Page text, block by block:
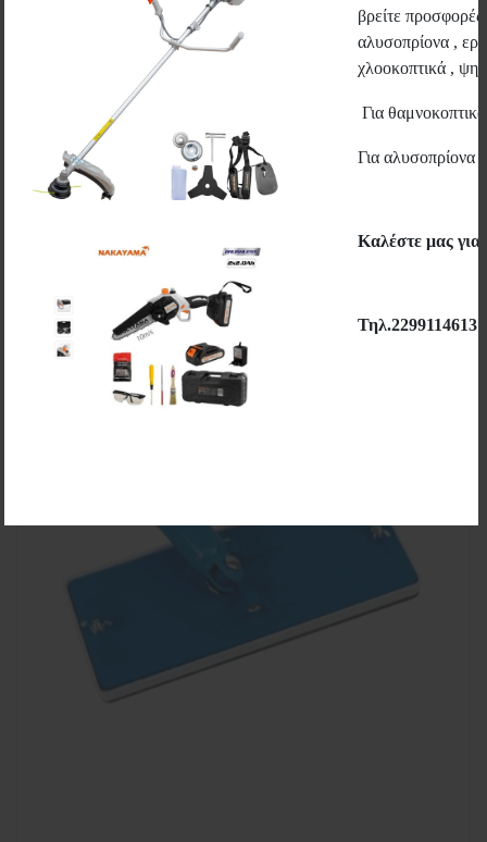
TRIGO - ΤΡΙΒΕΙΟ ΚΟΝΤΑΡΙΟΥ ΕΛΛΗΝΙΚΟ ΠΑΤΟΧΑΡΤΟΥ
(504)
TRIGO
Περισσότερα
Wishlist Μεγέθυνση
βρείτε
αλυσοπρίονα ,
χλοοκοπτικά ,
Για
Για αλυσοπρίονα
Καλέστε μας για
Τηλ.2299114613